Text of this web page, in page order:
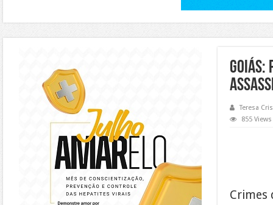
Teresa
855 Views
Crimes